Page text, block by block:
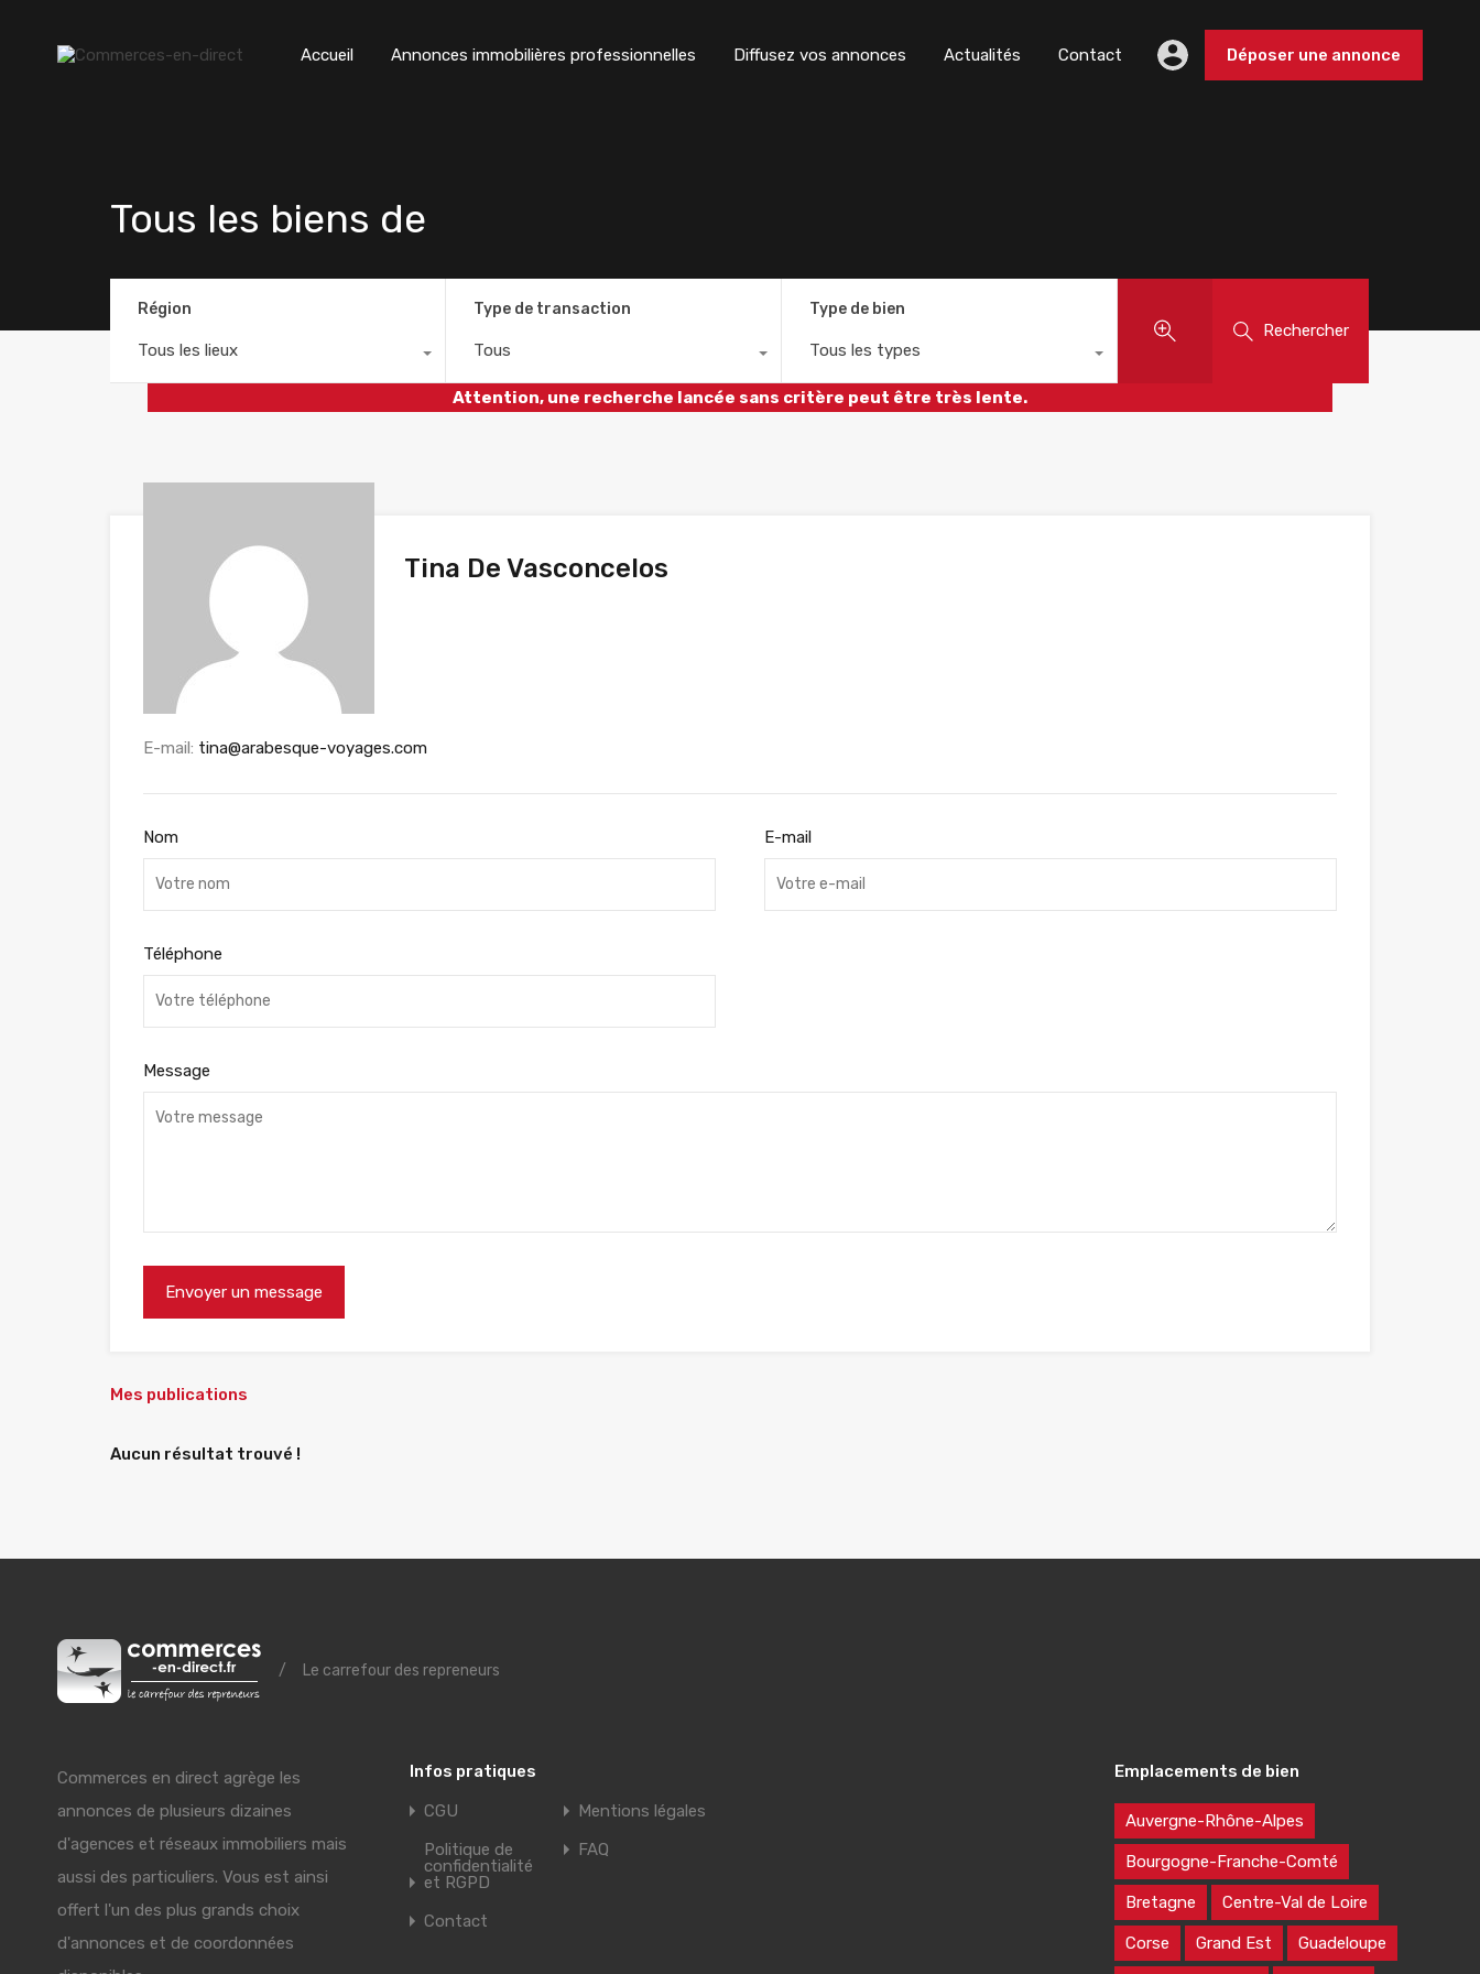
Accueil Annonces immobilières professionnelles Diffusez vos annonces Actualités Contact Déposer une annonce
Tous les biens de
Région
Tous les lieux
Type de transaction
Tous
Type de bien
Tous les types
Rechercher
Attention, une recherche lancée sans critère peut être très lente.
Tina De Vasconcelos
E-mail: tina@arabesque-voyages.com
Nom E-mail
Téléphone
Message
Mes publications
Aucun résultat trouvé !
/ Le carrefour des repreneurs
Commerces en direct agrège les
annonces de plusieurs dizaines
d'agences et réseaux immobiliers mais
aussi des particuliers. Vous est ainsi
offert l'un des plus grands choix
d'annonces et de coordonnées
Infos pratiques
CGU
Mentions légales
Politique de
confidentialité
et RGPD
FAQ
Contact
Emplacements de bien
Auvergne-Rhône-Alpes
Bourgogne-Franche-Comté
Bretagne Centre-Val de Loire
Corse Grand Est Guadeloupe